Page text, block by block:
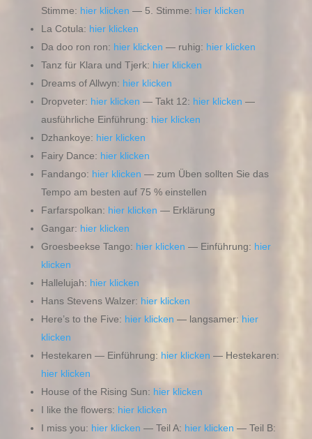
Stimme: hier klicken — 5. Stimme: hier klicken
La Cotula: hier klicken
Da doo ron ron: hier klicken — ruhig: hier klicken
Tanz für Klara und Tjerk: hier klicken
Dreams of Allwyn: hier klicken
Dropveter: hier klicken — Takt 12: hier klicken —
ausführliche Einführung: hier klicken
Dzhankoye: hier klicken
Fairy Dance: hier klicken
Fandango: hier klicken — zum Üben sollten Sie das
Tempo am besten auf 75 % einstellen
Farfarspolkan: hier klicken — Erklärung
Gangar: hier klicken
Groesbeekse Tango: hier klicken — Einführung: hier
klicken
Hallelujah: hier klicken
Hans Stevens Walzer: hier klicken
Here’s to the Five: hier klicken — langsamer: hier
klicken
Hestekaren — Einführung: hier klicken — Hestekaren:
hier klicken
House of the Rising Sun: hier klicken
I like the flowers: hier klicken
I miss you: hier klicken — Teil A: hier klicken — Teil B: